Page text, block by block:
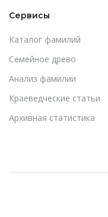
Сервисы
Каталог фамилий
Cемейное древо
Анализ фамилии
Краеведческие статьи
Архивная статистика